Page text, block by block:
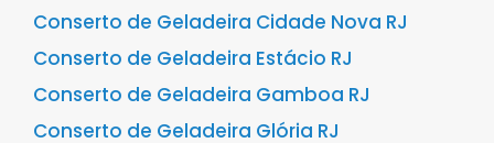
Conserto de Geladeira Cidade Nova RJ
Conserto de Geladeira Estácio RJ
Conserto de Geladeira Gamboa RJ
Conserto de Geladeira Glória RJ